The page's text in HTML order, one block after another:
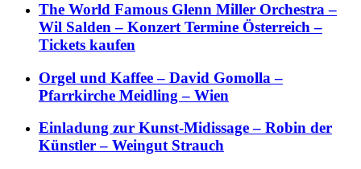
The World Famous Glenn Miller Orchestra –
Wil Salden – Konzert Termine Österreich –
Tickets kaufen
Orgel und Kaffee – David Gomolla –
Pfarrkirche Meidling – Wien
Einladung zur Kunst-Midissage – Robin der
Künstler – Weingut Strauch